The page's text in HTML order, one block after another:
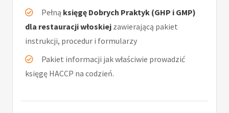
Pełną księgę Dobrych Praktyk (GHP i GMP)
dla restauracji włoskiej zawierającą pakiet
instrukcji, procedur i formularzy
Pakiet informacji jak właściwie prowadzić
księgę HACCP na codzień.